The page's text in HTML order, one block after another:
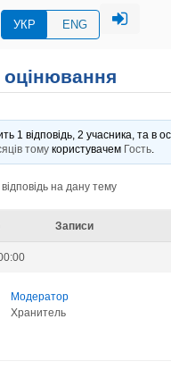
УКР ENG
оцінювання
1 відповідь, 2 учасника, та в
томукористувачем Гость.
на дану тему
Записи
Модератор
Хранитель